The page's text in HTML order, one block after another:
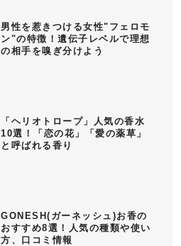
男性を惹きつける女性"フェロモ
ン"の特徴！遺伝子レベルで理想
の相手を嗅ぎ分けよう
「ヘリオトロープ」人気の香水
10選！「恋の花」「愛の薬草」
と呼ばれる香り
GONESH(ガーネッシュ)お香の
おすすめ8選！人気の種類や使い
方、口コミ情報